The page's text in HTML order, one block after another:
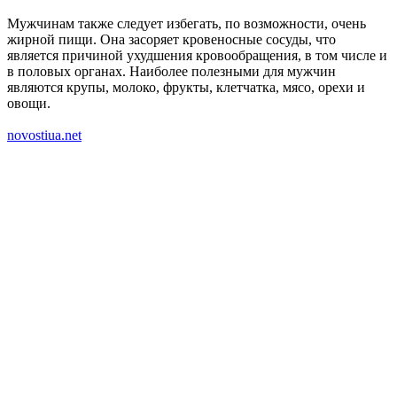
Мужчинам также следует избегать, по возможности, очень
жирной пищи. Она засоряет кровеносные сосуды, что
является причиной ухудшения кровообращения, в том числе и
в половых органах. Наиболее полезными для мужчин
являются крупы, молоко, фрукты, клетчатка, мясо, орехи и
овощи.
novostiua.net